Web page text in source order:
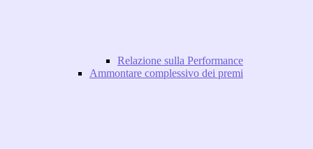
Relazione sulla Performance
Ammontare complessivo dei premi